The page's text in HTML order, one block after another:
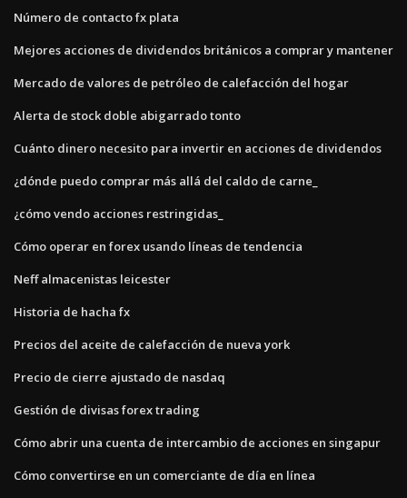
Número de contacto fx plata
Mejores acciones de dividendos británicos a comprar y mantener
Mercado de valores de petróleo de calefacción del hogar
Alerta de stock doble abigarrado tonto
Cuánto dinero necesito para invertir en acciones de dividendos
¿dónde puedo comprar más allá del caldo de carne_
¿cómo vendo acciones restringidas_
Cómo operar en forex usando líneas de tendencia
Neff almacenistas leicester
Historia de hacha fx
Precios del aceite de calefacción de nueva york
Precio de cierre ajustado de nasdaq
Gestión de divisas forex trading
Cómo abrir una cuenta de intercambio de acciones en singapur
Cómo convertirse en un comerciante de día en línea